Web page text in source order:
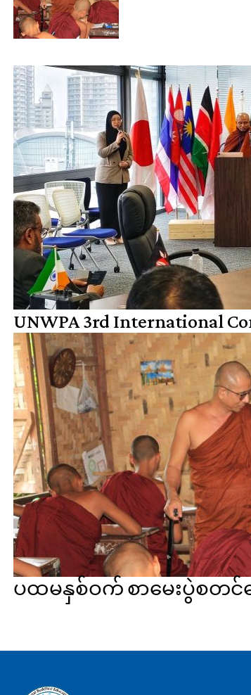
UNWPA 3rd
ပထမနှစ်ဝက် စာမေးပွဲစတင်